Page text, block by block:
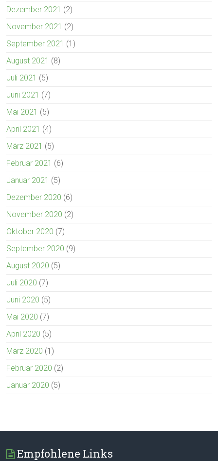
Dezember 2021 (2)
November 2021 (2)
September 2021 (1)
August 2021 (8)
Juli 2021 (5)
Juni 2021 (7)
Mai 2021 (5)
April 2021 (4)
März 2021 (5)
Februar 2021 (6)
Januar 2021 (5)
Dezember 2020 (6)
November 2020 (2)
Oktober 2020 (7)
September 2020 (9)
August 2020 (5)
Juli 2020 (7)
Juni 2020 (5)
Mai 2020 (7)
April 2020 (5)
März 2020 (1)
Februar 2020 (2)
Januar 2020 (5)
Empfohlene Links